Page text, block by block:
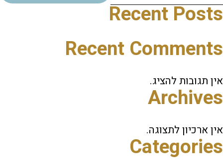
Recent Posts
Recent Comments
אין תגובות להציג.
Archives
אין ארכיון לתצוגה.
Categories